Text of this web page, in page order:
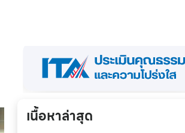
เนื้อหาล่าสุด